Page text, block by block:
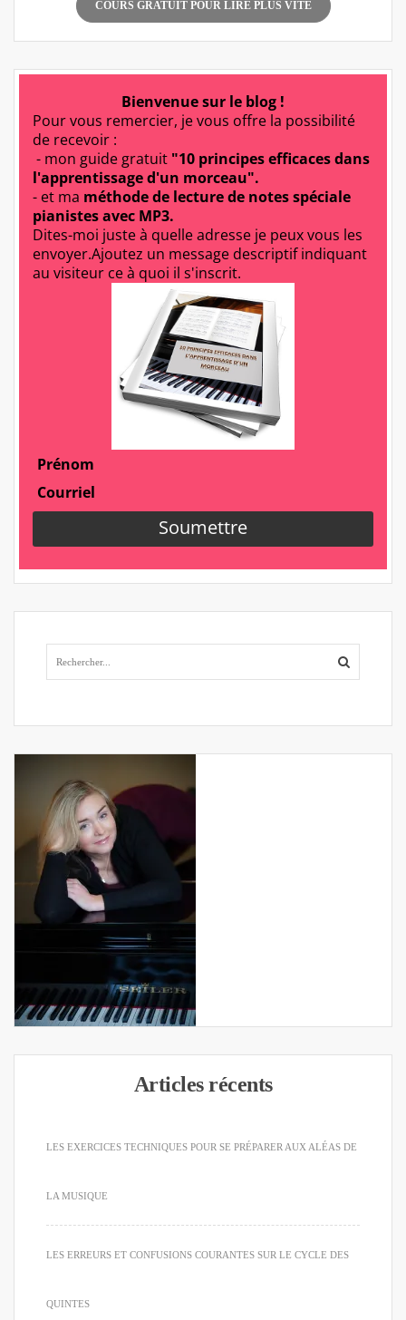
COURS GRATUIT POUR LIRE PLUS VITE
Articles récents
LES EXERCICES TECHNIQUES POUR SE PRÉPARER AUX ALÉAS DE
LA MUSIQUE
LES ERREURS ET CONFUSIONS COURANTES SUR LE CYCLE DES
QUINTES